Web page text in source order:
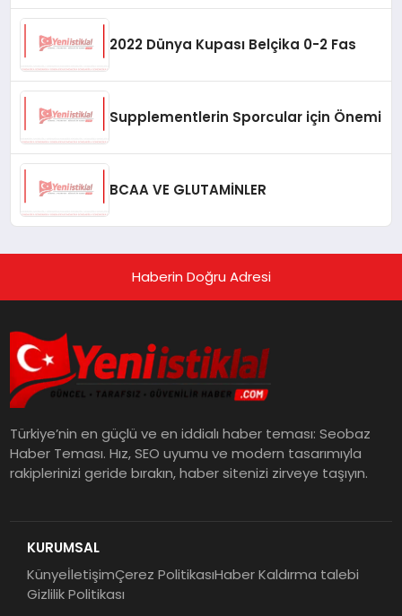
2022 Dünya Kupası Belçika 0-2 Fas
Supplementlerin Sporcular için Önemi
BCAA VE GLUTAMİNLER
Haberin Doğru Adresi
Türkiye’nin en güçlü ve en iddialı haber teması: Seobaz
Haber Teması. Hız, SEO uyumu ve modern tasarımıyla
rakiplerinizi geride bırakın, haber sitenizi zirveye taşıyın.
KURUMSAL
KünyeİletişimÇerez PolitikasıHaber Kaldırma talebi
Gizlilik Politikası